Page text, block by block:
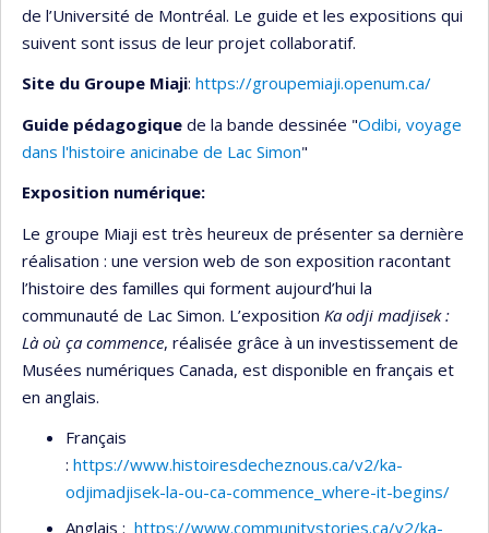
de l’Université de Montréal. Le guide et les expositions qui
suivent sont issus de leur projet collaboratif.
Site du Groupe Miaji: https://groupemiaji.openum.ca/
Guide pédagogique de la bande dessinée "Odibi, voyage
dans l'histoire anicinabe de Lac Simon"
Exposition numérique:
Le groupe Miaji est très heureux de présenter sa dernière
réalisation : une version web de son exposition racontant
l’histoire des familles qui forment aujourd’hui la
communauté de Lac Simon. L’exposition Ka odji madjisek :
Là où ça commence, réalisée grâce à un investissement de
Musées numériques Canada, est disponible en français et
en anglais.
Français
: https://www.histoiresdecheznous.ca/v2/ka-
odjimadjisek-la-ou-ca-commence_where-it-begins/
Anglais : https://www.communitystories.ca/v2/ka-